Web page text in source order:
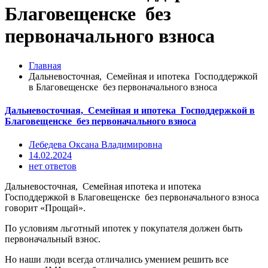
Благовещенске без
первоначального взноса
Главная
Дальневосточная, Семейная и ипотека Господдержкой
в Благовещенске без первоначального взноса
Дальневосточная, Семейная и ипотека Господдержкой в
Благовещенске без первоначального взноса
Лебедева Оксана Владимировна
14.02.2024
нет ответов
Дальневосточная, Семейная ипотека и ипотека
Господдержкой в Благовещенске без первоначального взноса
говорит «Прощай».
По условиям льготный ипотек у покупателя должен быть
первоначальный взнос.
Но наши люди всегда отличались умением решить все